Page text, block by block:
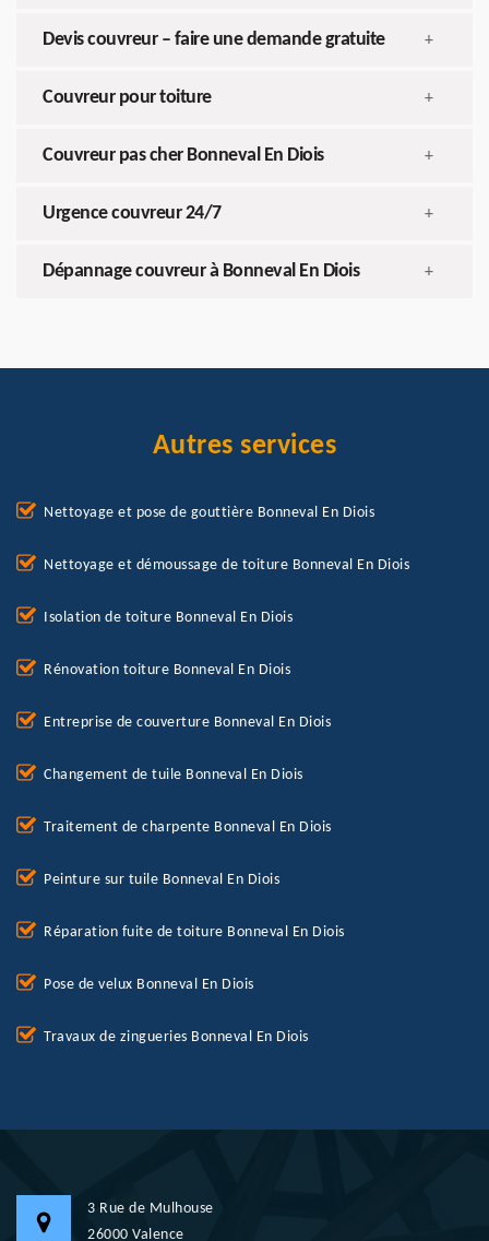
Devis couvreur – faire une demande gratuite +
Couvreur pour toiture +
Couvreur pas cher Bonneval En Diois +
Urgence couvreur 24/7 +
Dépannage couvreur à Bonneval En Diois +
Autres services
Nettoyage et pose de gouttière Bonneval En Diois
Nettoyage et démoussage de toiture Bonneval En Diois
Isolation de toiture Bonneval En Diois
Rénovation toiture Bonneval En Diois
Entreprise de couverture Bonneval En Diois
Changement de tuile Bonneval En Diois
Traitement de charpente Bonneval En Diois
Peinture sur tuile Bonneval En Diois
Réparation fuite de toiture Bonneval En Diois
Pose de velux Bonneval En Diois
Travaux de zingueries Bonneval En Diois
3 Rue de Mulhouse
26000 Valence